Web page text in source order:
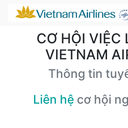
CƠ HỘI VIỆC
VIETNAM
Thông tin
Liên hệ cơ hội